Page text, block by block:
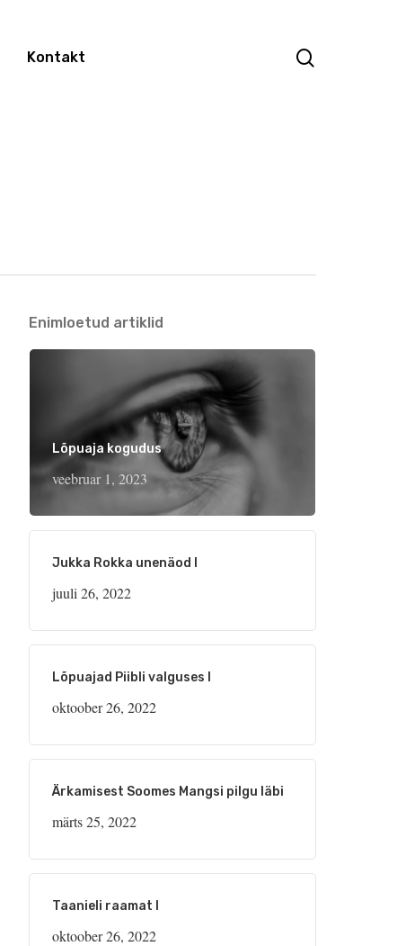
Kontakt
Enimloetud artiklid
Lõpuaja kogudus
veebruar 1, 2023
Jukka Rokka unenäod I
juuli 26, 2022
Lõpuajad Piibli valguses I
oktoober 26, 2022
Ärkamisest Soomes Mangsi pilgu läbi
märts 25, 2022
Taanieli raamat I
oktoober 26, 2022